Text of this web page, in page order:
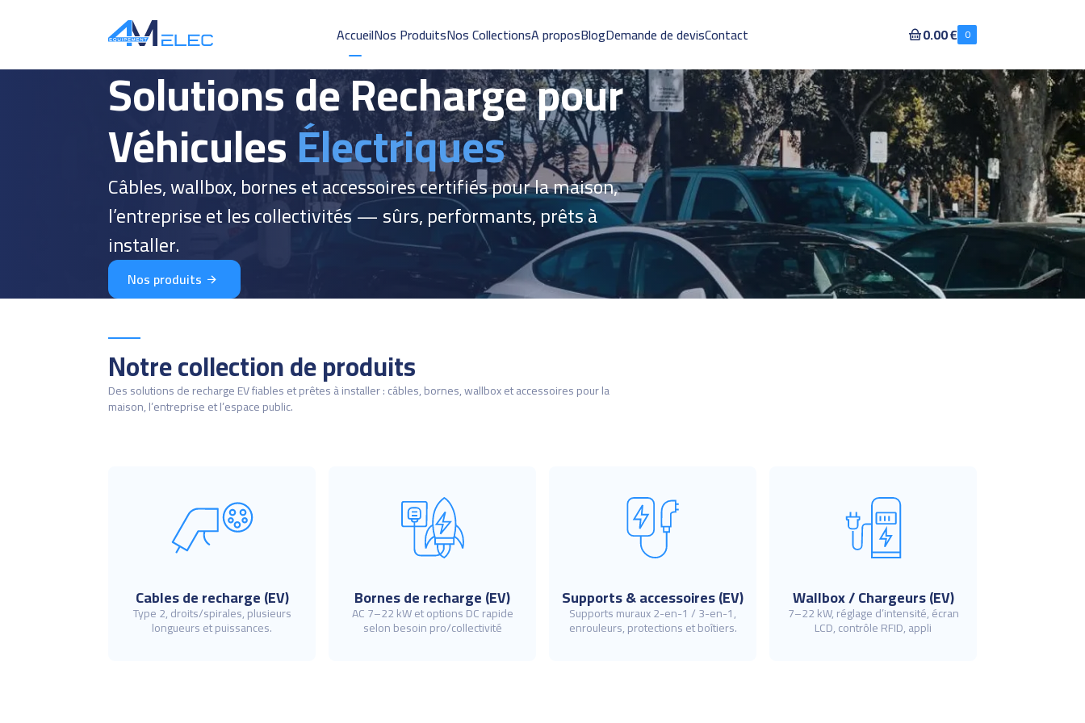
AccueilNos ProduitsNos CollectionsA proposBlogDemande de devisContact 0.00 € 0
Solutions de Recharge pour
VéhiculesÉlectriques
Câbles, wallbox, bornes et accessoires certifiés pour la maison,
l’entreprise et les collectivités — sûrs, performants, prêts à
installer.
Nos produits
Notre collection de produits
Des solutions de recharge EV fiables et prêtes à installer : câbles, bornes, wallbox et accessoires pour la
maison, l’entreprise et l’espace public.
Cables de recharge (EV)
Type 2, droits/spirales, plusieurs
longueurs et puissances.
Bornes de recharge (EV)
AC 7–22 kW et options DC rapide
selon besoin pro/collectivité
Supports & accessoires (EV)
Supports muraux 2-en-1 / 3-en-1,
enrouleurs, protections et boîtiers.
Wallbox / Chargeurs (EV)
7–22 kW, réglage d’intensité, écran
LCD, contrôle RFID, appli